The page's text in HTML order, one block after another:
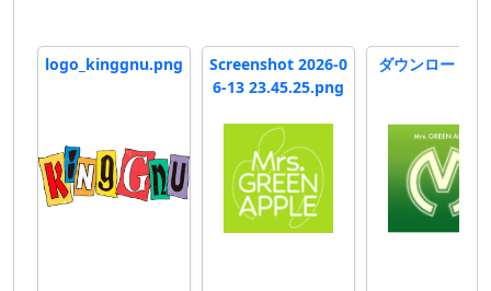
logo_kinggnu.png
Screenshot 2026-0
6-13 23.45.25.png
ダウンロード